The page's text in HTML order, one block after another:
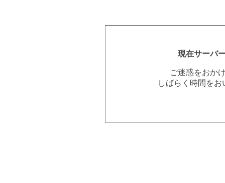
現在サーバ
ご迷惑をおか
しばらく時間を